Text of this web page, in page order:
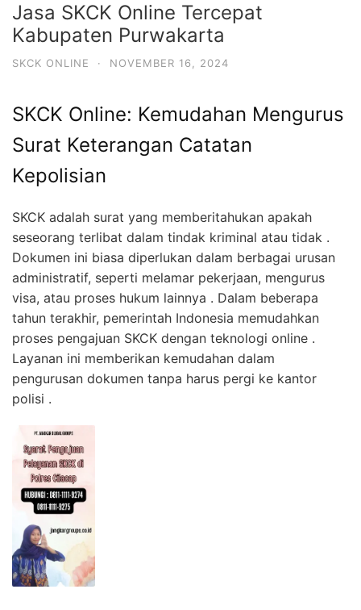
Jasa SKCK Online Tercepat
Kabupaten Purwakarta
SKCK ONLINE · NOVEMBER 16, 2024
SKCK Online: Kemudahan Mengurus
Surat Keterangan Catatan
Kepolisian
SKCK adalah surat yang memberitahukan apakah
seseorang terlibat dalam tindak kriminal atau tidak .
Dokumen ini biasa diperlukan dalam berbagai urusan
administratif, seperti melamar pekerjaan, mengurus
visa, atau proses hukum lainnya . Dalam beberapa
tahun terakhir, pemerintah Indonesia memudahkan
proses pengajuan SKCK dengan teknologi online .
Layanan ini memberikan kemudahan dalam
pengurusan dokumen tanpa harus pergi ke kantor
polisi .